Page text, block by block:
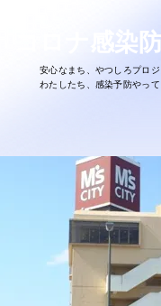
コロナ感染
安心なまち、やつしろプロジ
わたしたち、感染予防やって